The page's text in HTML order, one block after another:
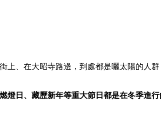
、在大昭寺路邊，到處都是曬太陽的人群
燈日、藏歷新年等重大節日都是在冬季進行